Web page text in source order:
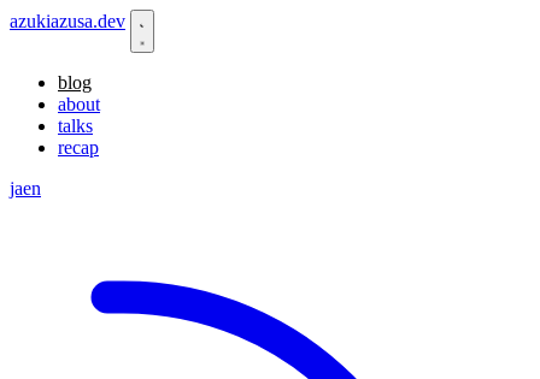
azukiazusa.dev
blog
about
talks
recap
jaen